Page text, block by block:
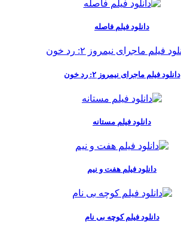
دانلود فیلم فاصله
دانلود فیلم ماجرای نیمروز ۲: رد خون
دانلود فیلم مستانه
دانلود فیلم هفت و نیم
دانلود فیلم کوچه بی نام